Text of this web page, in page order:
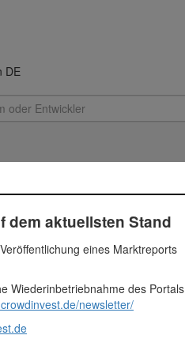
DE
dem aktuellsten Stand
eines Marktreports
Wiederinbetriebnahme des Portals
newsletter/